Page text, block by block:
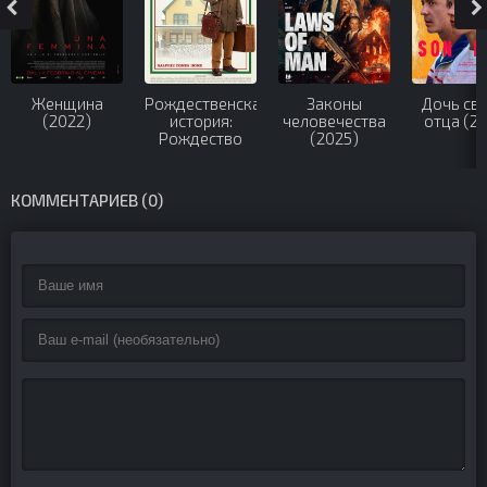
Женщина
(2022)
Рождественская
история:
Рождество
Законы
человечества
(2025)
Дочь
отца
КОММЕНТАРИЕВ (0)